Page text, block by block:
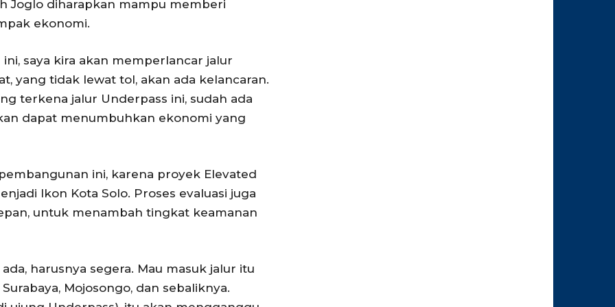
Joglo diharapkan mampu memberi
ekonomi.
saya kira akan memperlancar jalur
yang tidak lewat tol, akan ada kelancaran.
terkena jalur Underpass ini, sudah ada
dapat menumbuhkan ekonomi yang
ini, karena proyek Elevated
Ikon Kota Solo. Proses evaluasi juga
untuk menambah tingkat keamanan
harusnya segera. Mau masuk jalur itu
Mojosongo, dan sebaliknya.